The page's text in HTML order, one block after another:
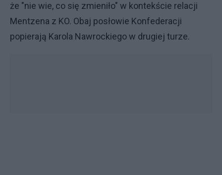
że "nie wie, co się zmieniło" w kontekście relacji
Mentzena z KO. Obaj posłowie Konfederacji
popierają Karola Nawrockiego w drugiej turze.